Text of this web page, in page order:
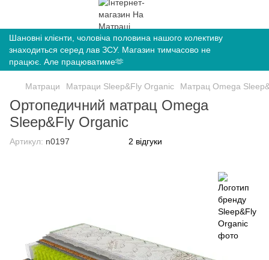
Шановні клієнти, чоловіча половина нашого колективу
знаходиться серед лав ЗСУ. Магазин тимчасово не
працює. Але працюватиме🫶
Матраци Матраци Sleep&Fly Organic Матрац Omega
Ортопедичний матрац Omega
Sleep&Fly Organic
Артикул: n0197 2 відгуки